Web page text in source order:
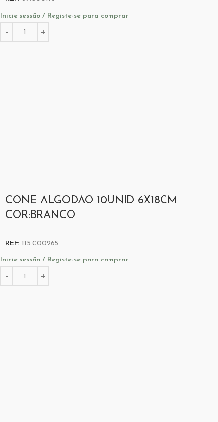
Inicie sessão / Registe-se para comprar
CONE ALGODAO 10UNID 6X18CM
COR:BRANCO
REF: 115.000265
Inicie sessão / Registe-se para comprar